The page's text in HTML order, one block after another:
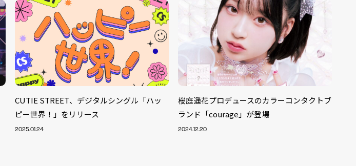
CUTIE STREET、デジタルシングル「ハッ
ピー世界！」をリリース
2025.01.24
桜庭遥花プロデュースのカラーコンタクトブ
ランド「courage」が登場
2024.12.20